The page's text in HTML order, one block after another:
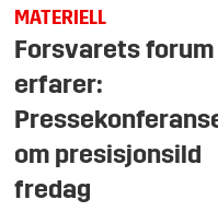
MATERIELL
Forsvarets forum
erfarer:
om presisjonsild
fredag